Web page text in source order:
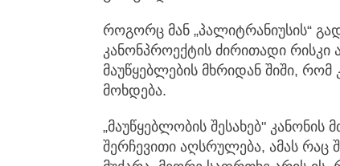
როგორც მან „პალიტრანიუსის“
კანონპროექტის ძირითადი
მაუწყებლების მხრიდან შიში,
მოხდება.
„მაუწყებლობის შესახებ"
შერჩევითი აღსრულება, ამას რაც